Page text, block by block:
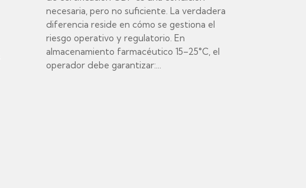
necesaria, pero no suficiente. La verdadera
diferencia reside en cómo se gestiona el
riesgo operativo y regulatorio. En
almacenamiento farmacéutico 15–25°C, el
operador debe garantizar:...